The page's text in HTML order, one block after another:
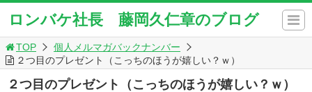
ロンバケ社長 藤岡久仁章のブログ
TOP
個人メルマガバックナンバー
２つ目のプレゼント（こっちのほうが嬉しい？ｗ）
２つ目のプレゼント（こっちのほうが嬉しい？ｗ）